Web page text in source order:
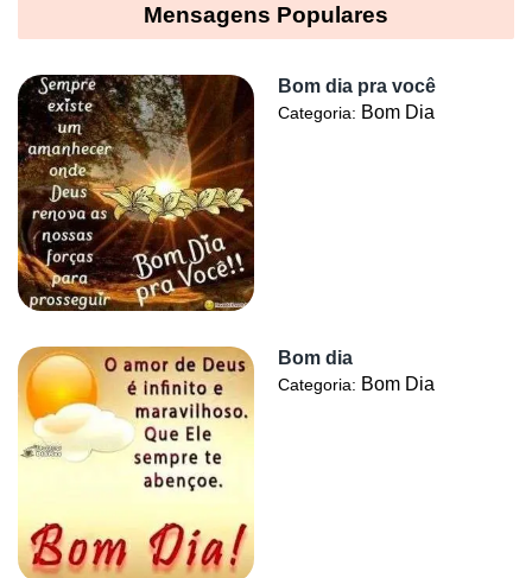
Mensagens Populares
Bom dia pra você
Categoria: Bom Dia
Bom dia
Categoria: Bom Dia